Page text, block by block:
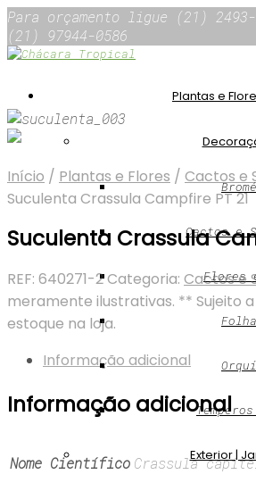
Para orçamento ligue (21) 2493-
(21) 97944-0586
Plantas e
Cactos e
Flores
Exterior |
Início / Plantas e Flores / Cactos e
Suculenta Crassula Campfire PT 21
Suculenta Crassula
REF: 640271-2Categoria: Cactos e
meramente ilustrativas. ** Sujeito
estoque na loja.
Informação adicional
Informação adicional
Nome Científico Crassula